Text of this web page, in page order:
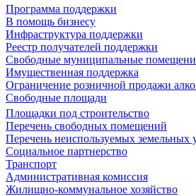
Программа поддержки
В помощь бизнесу
Инфраструктура поддержки
Реестр получателей поддержки
Свободные муниципальные
Имущественная поддержка
Ограничение розничной продажи
Свободные площади
Площадки под строительство
Перечень свободных помещений
Перечень неиспользуемых земельных
Социальное партнерство
Транспорт
Административная комиссия
Жилищно-коммунальное хозяйство